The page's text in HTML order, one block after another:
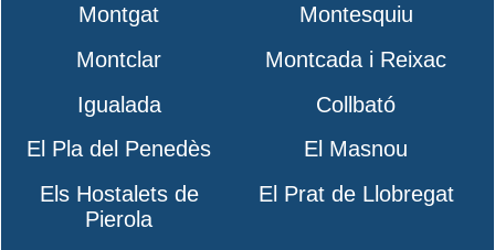
Montgat
Montesquiu
Montclar
Montcada i Reixac
Igualada
Collbató
El Pla del Penedès
El Masnou
Els Hostalets de
Pierola
El Prat de Llobregat